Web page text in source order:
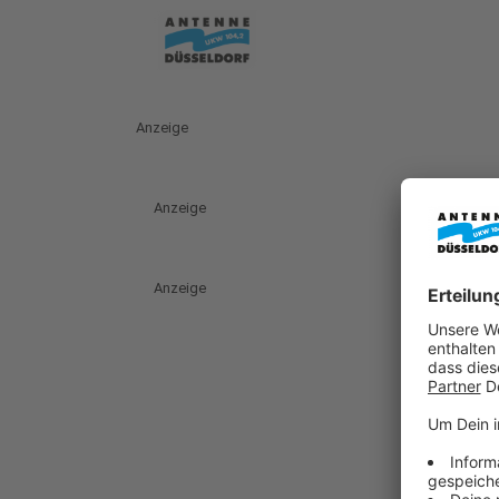
Anzeige
Anzeige
Anzeige